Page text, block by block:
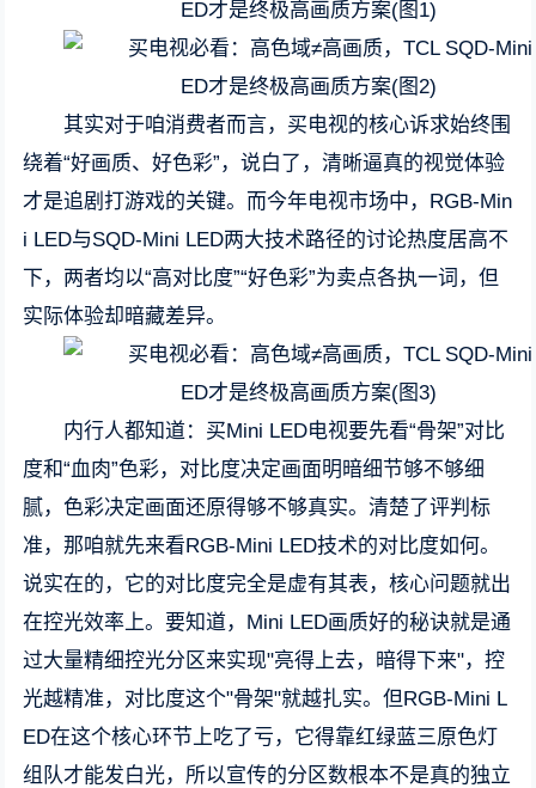
其实对于咱消费者而言，买电视的核心诉求始终围
绕着“好画质、好色彩”，说白了，清晰逼真的视觉体验
才是追剧打游戏的关键。而今年电视市场中，RGB-Min
i LED与SQD-Mini LED两大技术路径的讨论热度居高不
下，两者均以“高对比度”“好色彩”为卖点各执一词，但
实际体验却暗藏差异。
内行人都知道：买Mini LED电视要先看“骨架”对比
度和“血肉”色彩，对比度决定画面明暗细节够不够细
腻，色彩决定画面还原得够不够真实。清楚了评判标
准，那咱就先来看RGB-Mini LED技术的对比度如何。
说实在的，它的对比度完全是虚有其表，核心问题就出
在控光效率上。要知道，Mini LED画质好的秘诀就是通
过大量精细控光分区来实现"亮得上去，暗得下来"，控
光越精准，对比度这个"骨架"就越扎实。但RGB-Mini L
ED在这个核心环节上吃了亏，它得靠红绿蓝三原色灯
组队才能发白光，所以宣传的分区数根本不是真的独立